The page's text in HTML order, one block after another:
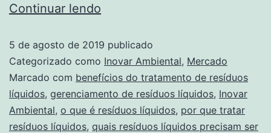
Continuar lendo
5 de agosto de 2019 publicado
Categorizado como Inovar Ambiental, Mercado
Marcado com benefícios do tratamento de resíduos
líquidos, gerenciamento de resíduos líquidos, Inovar
Ambiental, o que é resíduos líquidos, por que tratar
resíduos líquidos, quais resíduos líquidos precisam ser